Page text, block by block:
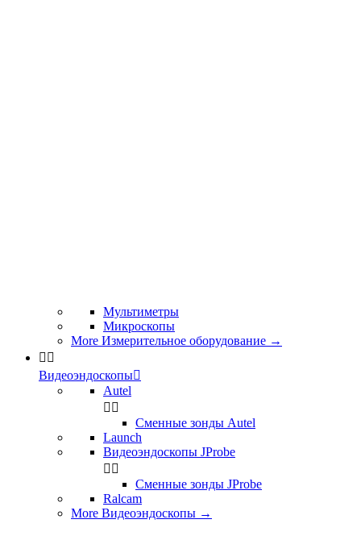
Мультиметры
Микроскопы
More Измерительное оборудование →
 
Видеоэндоскопы
Autel
 
Сменные зонды Autel
Launch
Видеоэндоскопы JProbe
 
Сменные зонды JProbe
Ralcam
More Видеоэндоскопы →